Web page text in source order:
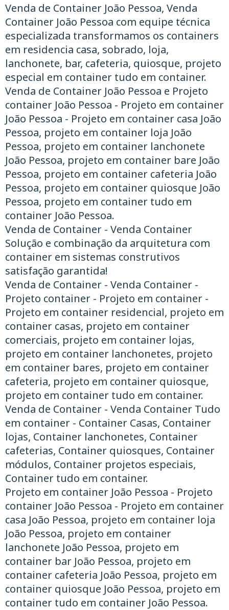
Venda de Container João Pessoa, Venda
Container João Pessoa com equipe técnica
especializada transformamos os containers
em residencia casa, sobrado, loja,
lanchonete, bar, cafeteria, quiosque, projeto
especial em container tudo em container.
Venda de Container João Pessoa e Projeto
container João Pessoa - Projeto em container
João Pessoa - Projeto em container casa João
Pessoa, projeto em container loja João
Pessoa, projeto em container lanchonete
João Pessoa, projeto em container bare João
Pessoa, projeto em container cafeteria João
Pessoa, projeto em container quiosque João
Pessoa, projeto em container tudo em
container João Pessoa.
Venda de Container - Venda Container
Solução e combinação da arquitetura com
container em sistemas construtivos
satisfação garantida!
Venda de Container - Venda Container -
Projeto container - Projeto em container -
Projeto em container residencial, projeto em
container casas, projeto em container
comerciais, projeto em container lojas,
projeto em container lanchonetes, projeto
em container bares, projeto em container
cafeteria, projeto em container quiosque,
projeto em container tudo em container.
Venda de Container - Venda Container ​Tudo
em container - Container Casas, Container
lojas, Container lanchonetes, Container
cafeterias, Container quiosques, Container
módulos, Container projetos especiais,
Container tudo em container.
Projeto em container João Pessoa - Projeto
container João Pessoa - Projeto em container
casa João Pessoa, projeto em container loja
João Pessoa, projeto em container
lanchonete João Pessoa, projeto em
container bar João Pessoa, projeto em
container cafeteria João Pessoa, projeto em
container quiosque João Pessoa, projeto em
container tudo em container João Pessoa.